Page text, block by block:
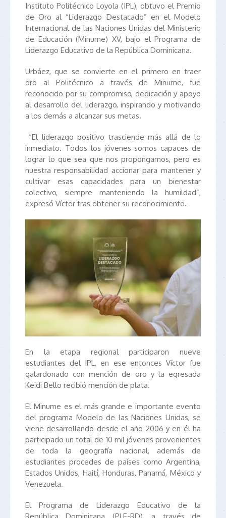
Instituto Politécnico Loyola (IPL), obtuvo el Premio
de Oro al “Liderazgo Destacado” en el Modelo
Internacional de las Naciones Unidas del Ministerio
de Educación (Minume) XV, bajo el Programa de
Liderazgo Educativo de la República Dominicana.
Urbáez, que se convierte en el primero en traer
oro al Politécnico a través de Minume, fue
reconocido por su compromiso, dedicación y apoyo
al desarrollo del liderazgo, inspirando y motivando
a los demás a alcanzar sus metas.
“El liderazgo positivo trasciende más allá de lo
inmediato. Todos los jóvenes somos capaces de
lograr lo que sea que nos propongamos, pero es
nuestra responsabilidad accionar para mantener y
cultivar esas capacidades para un bienestar
colectivo, siempre manteniendo la humildad”,
expresó Víctor tras obtener su reconocimiento.
En la etapa regional participaron nueve
estudiantes del IPL, en ese entonces Víctor fue
galardonado con mención de oro y la egresada
Keidi Bello recibió mención de plata.
El Minume es el más grande e importante evento
del programa Modelo de las Naciones Unidas, se
viene desarrollando desde el año 2006 y en él ha
participado un total de 10 mil jóvenes provenientes
de toda la geografía nacional, además de
estudiantes procedes de países como Argentina,
Estados Unidos, Haití́, Honduras, Panamá́, México y
Venezuela.
El Programa de Liderazgo Educativo de la